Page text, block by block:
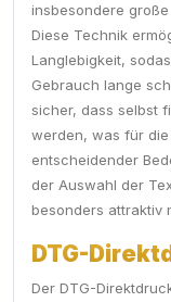
insbesondere
Diese Technik
Langlebigkeit,
Gebrauch lange
sicher, dass selbst
werden, was für die
entscheidender
der Auswahl der
besonders attraktiv
DTG-
Der DTG-